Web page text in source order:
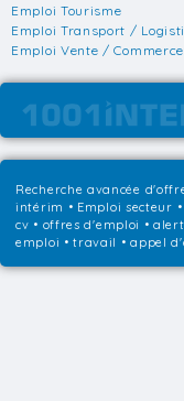
Emploi Tourisme
Emploi Transport /
Emploi Vente / Commerce
Recherche avancée
intérim • Emploi secteur •
cv • offres d'emploi •
emploi • travail • appel